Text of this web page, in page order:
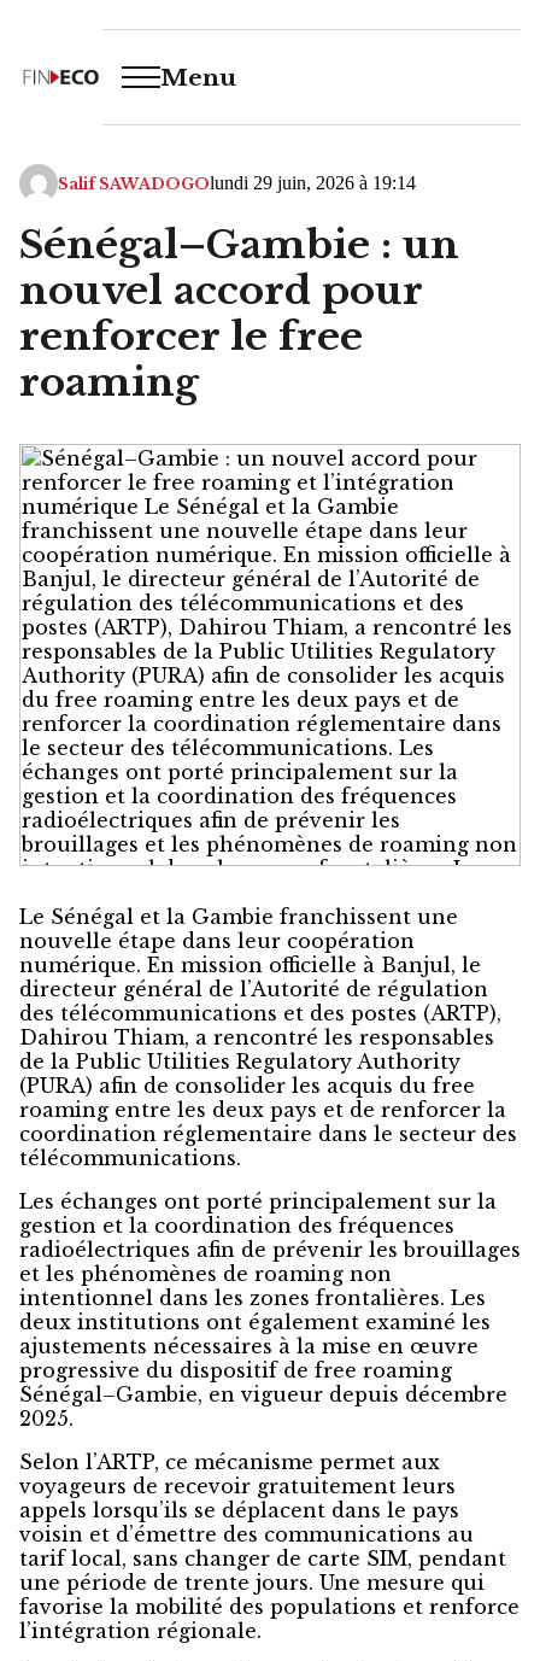
Menu
Salif SAWADOGOlundi 29 juin, 2026 à 19:14
Sénégal–Gambie : un
nouvel accord pour
renforcer le free
roaming
Le Sénégal et la Gambie franchissent une
nouvelle étape dans leur coopération
numérique. En mission officielle à Banjul, le
directeur général de l’Autorité de régulation
des télécommunications et des postes (ARTP),
Dahirou Thiam, a rencontré les responsables
de la Public Utilities Regulatory Authority
(PURA) afin de consolider les acquis du free
roaming entre les deux pays et de renforcer la
coordination réglementaire dans le secteur des
télécommunications.
Les échanges ont porté principalement sur la
gestion et la coordination des fréquences
radioélectriques afin de prévenir les brouillages
et les phénomènes de roaming non
intentionnel dans les zones frontalières. Les
deux institutions ont également examiné les
ajustements nécessaires à la mise en œuvre
progressive du dispositif de free roaming
Sénégal–Gambie, en vigueur depuis décembre
2025.
Selon l’ARTP, ce mécanisme permet aux
voyageurs de recevoir gratuitement leurs
appels lorsqu’ils se déplacent dans le pays
voisin et d’émettre des communications au
tarif local, sans changer de carte SIM, pendant
une période de trente jours. Une mesure qui
favorise la mobilité des populations et renforce
l’intégration régionale.